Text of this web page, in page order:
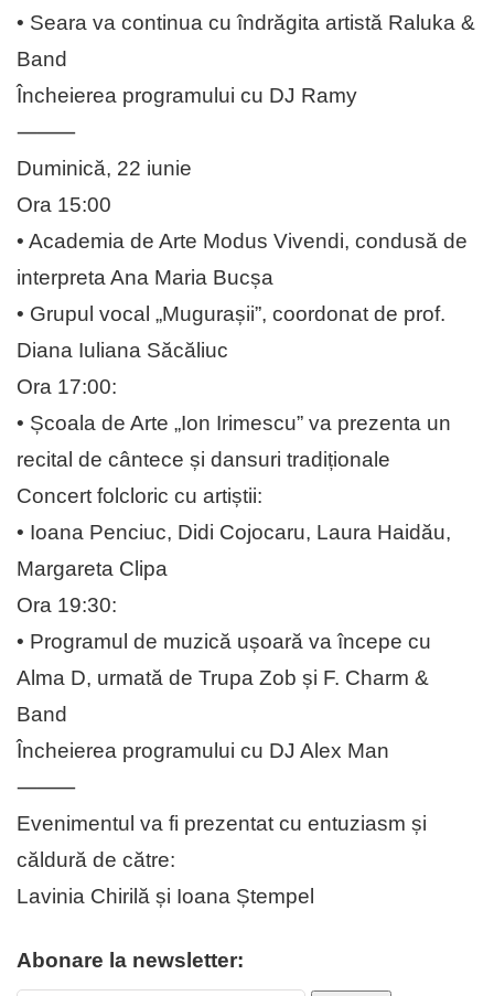
• Seara va continua cu îndrăgita artistă Raluka &
Band
Încheierea programului cu DJ Ramy
⸻
Duminică, 22 iunie
Ora 15:00
• Academia de Arte Modus Vivendi, condusă de
interpreta Ana Maria Bucșa
• Grupul vocal „Mugurașii”, coordonat de prof.
Diana Iuliana Săcăliuc
Ora 17:00:
• Școala de Arte „Ion Irimescu” va prezenta un
recital de cântece și dansuri tradiționale
Concert folcloric cu artiștii:
• Ioana Penciuc, Didi Cojocaru, Laura Haidău,
Margareta Clipa
Ora 19:30:
• Programul de muzică ușoară va începe cu
Alma D, urmată de Trupa Zob și F. Charm &
Band
Încheierea programului cu DJ Alex Man
⸻
Evenimentul va fi prezentat cu entuziasm și
căldură de către:
Lavinia Chirilă și Ioana Ștempel
Abonare la newsletter: